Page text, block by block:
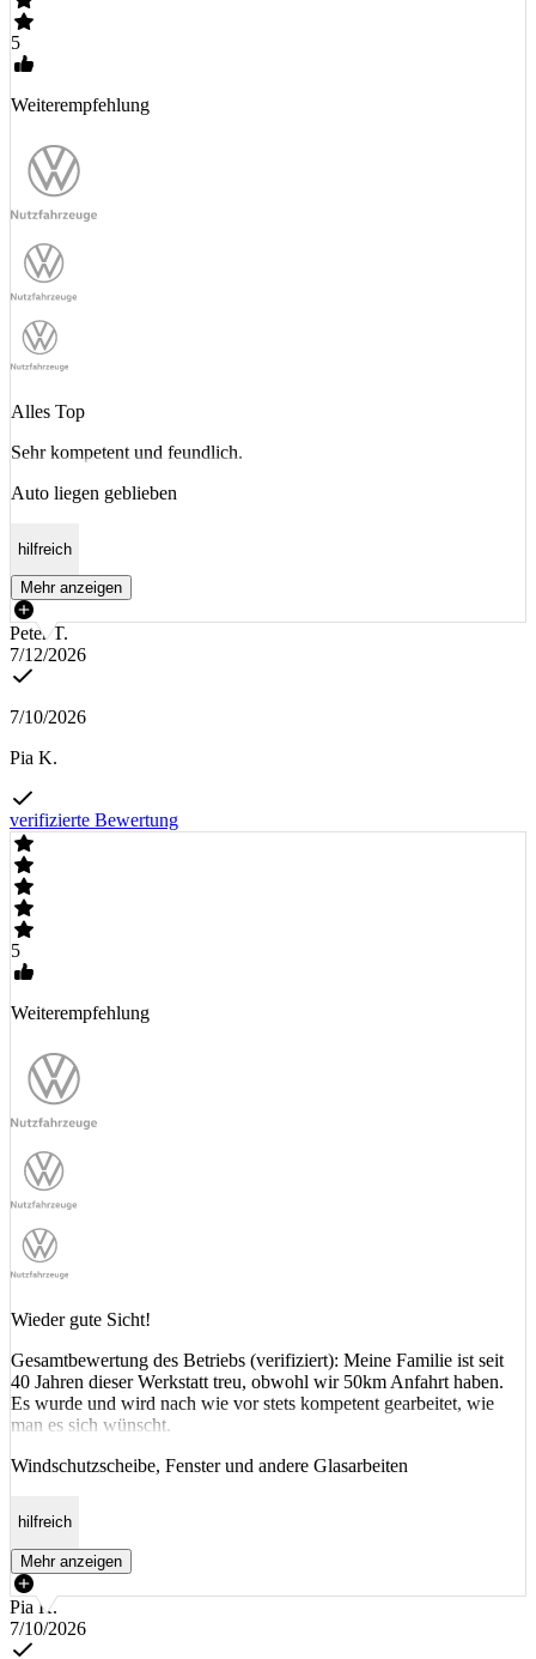
5
Weiterempfehlung
Alles Top
Sehr kompetent und feundlich.
Auto liegen geblieben
hilfreich
Mehr anzeigen
Peter T.
7/12/2026
7/10/2026
Pia K.
verifizierte Bewertung
5
Weiterempfehlung
Wieder gute Sicht!
Gesamtbewertung des Betriebs (verifiziert): Meine Familie ist seit
40 Jahren dieser Werkstatt treu, obwohl wir 50km Anfahrt haben.
Es wurde und wird nach wie vor stets kompetent gearbeitet, wie
man es sich wünscht.
Windschutzscheibe, Fenster und andere Glasarbeiten
hilfreich
Mehr anzeigen
Pia K.
7/10/2026